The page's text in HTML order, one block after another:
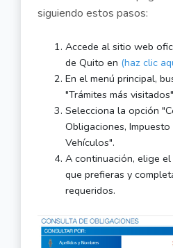
siguiendo estos pasos:
Accede al sitio web
de Quito en (haz clic
En el menú principal,
"Trámites más
Selecciona la opción
Obligaciones,
Vehículos".
A continuación, elige
que prefieras y
requeridos.